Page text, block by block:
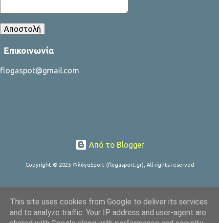
Επικοινωνία
flogaspot@gmail.com
Από το Blogger
Copyright © 2025 ΦλόγαSport (flogasport.gr), All rights reserved
This site uses cookies from Google to deliver its services
and to analyze traffic. Your IP address and user-agent are